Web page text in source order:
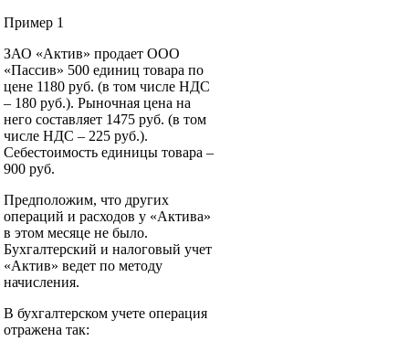
Пример 1
ЗАО «Актив» продает ООО
«Пассив» 500 единиц товара по
цене 1180 руб. (в том числе НДС
– 180 руб.). Рыночная цена на
него составляет 1475 руб. (в том
числе НДС – 225 руб.).
Себестоимость единицы товара –
900 руб.
Предположим, что других
операций и расходов у «Актива»
в этом месяце не было.
Бухгалтерский и налоговый учет
«Актив» ведет по методу
начисления.
В бухгалтерском учете операция
отражена так: